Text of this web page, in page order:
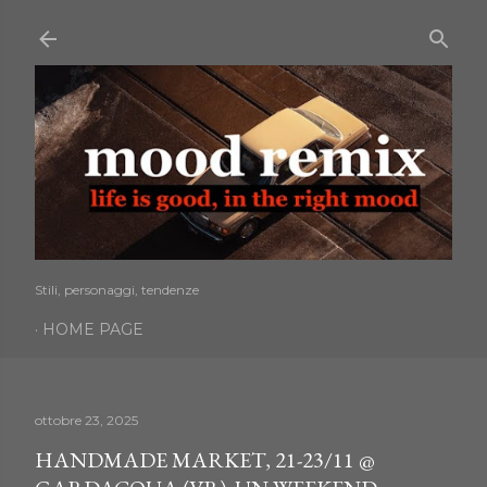
Stili, personaggi, tendenze
HOME PAGE
ottobre 23, 2025
HANDMADE MARKET, 21-23/11 @